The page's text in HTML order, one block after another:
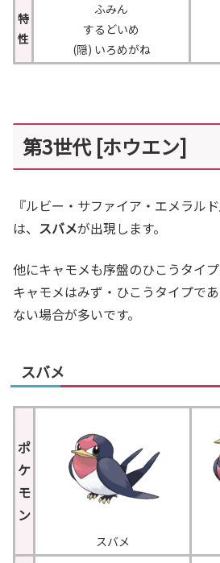
特
性
ふみん
するどいめ
(隠) いろめがね
第3世代 [ホウエン]
『ルビー・サファイア・エメラル
は、 スバメが出現します。
他にキャモメも序盤のひこうタイ
キャモメはみず・ひこうタイプで
ない場合が多いです。
スバメ
ポ
ケ
モ
ン
スバメ